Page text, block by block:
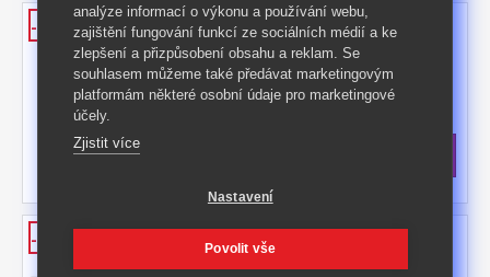
-42% Komoda JACKY 1 dub/bílá
barevné provedení dub Sonoma / bílá 1
zásuvka s kovovými pojezdy malá a velká
dvířka, 2 variabilní police
Kód produktu: FN2351
-43% Komoda JACKY 2 dub/bílá
barevné provedení dub Sonoma / bílá 4
analýze informací o výkonu a používání webu,
zajištění fungování funkcí ze sociálních médií a ke
zlepšení a přizpůsobení obsahu a reklam. Se
souhlasem můžeme také předávat marketingovým
platformám některé osobní údaje pro marketingové
účely.
Zjistit více
Nastavení
Povolit vše